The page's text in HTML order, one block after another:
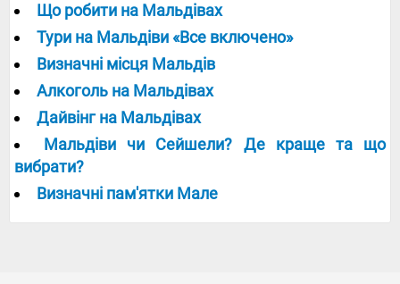
Що робити на Мальдівах
Тури на Мальдіви «Все включено»
Визначні місця Мальдів
Алкоголь на Мальдівах
Дайвінг на Мальдівах
Мальдіви чи Сейшели? Де краще та що
вибрати?
Визначні пам'ятки Мале